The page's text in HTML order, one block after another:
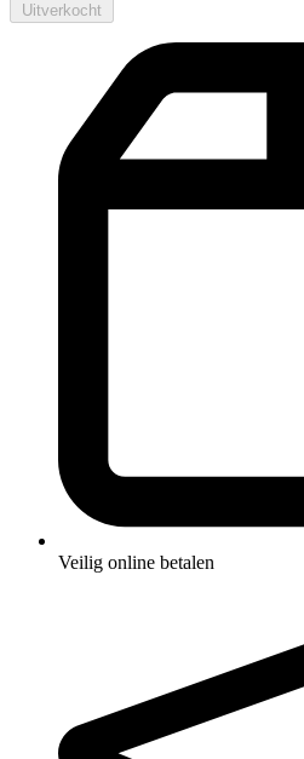
Uitverkocht
Veilig online betalen